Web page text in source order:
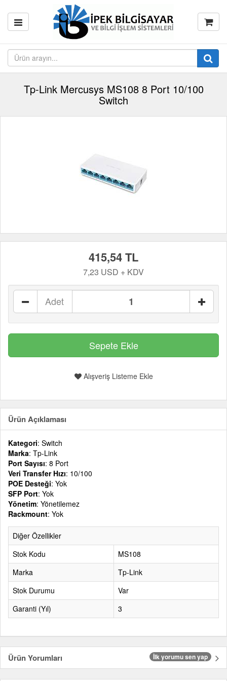
Tp-Link Mercusys MS108 8 Port 10/100
Switch
415,54 TL
7,23 USD + KDV
Adet
Alışveriş Listeme Ekle
Ürün Açıklaması
Kategori: Switch
Marka: Tp-Link
Port Sayısı: 8 Port
Veri Transfer Hızı: 10/100
POE Desteği: Yok
SFP Port: Yok
Yönetim: Yönetilemez
Rackmount: Yok
Diğer Özellikler
Stok Kodu
MS108
Marka
Tp-Link
Stok Durumu
Var
Garanti (Yıl)
3
Ürün Yorumları İlk yorumu sen yap